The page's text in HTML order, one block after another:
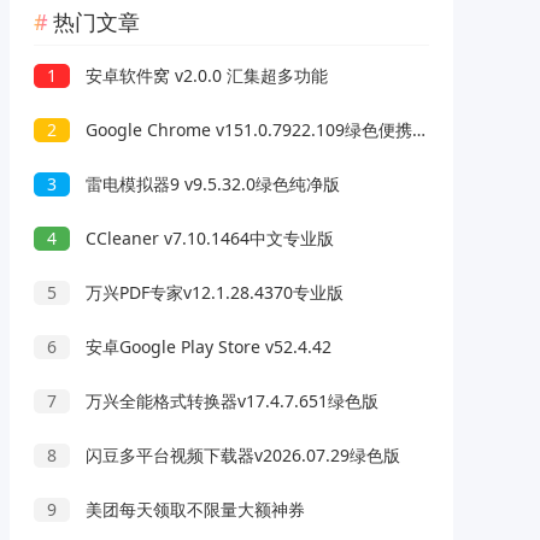
热门文章
1 安卓软件窝 v2.0.0 汇集超多功能
2 Google Chrome v151.0.7922.109绿色便携版
3 雷电模拟器9 v9.5.32.0绿色纯净版
4 CCleaner v7.10.1464中文专业版
5 万兴PDF专家v12.1.28.4370专业版
6 安卓Google Play Store v52.4.42
7 万兴全能格式转换器v17.4.7.651绿色版
8 闪豆多平台视频下载器v2026.07.29绿色版
9 美团每天领取不限量大额神券